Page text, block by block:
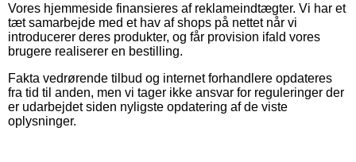
Vores hjemmeside finansieres af reklameindtægter. Vi har et
tæt samarbejde med et hav af shops på nettet når vi
introducerer deres produkter, og får provision ifald vores
brugere realiserer en bestilling.
Fakta vedrørende tilbud og internet forhandlere opdateres
fra tid til anden, men vi tager ikke ansvar for reguleringer der
er udarbejdet siden nyligste opdatering af de viste
oplysninger.